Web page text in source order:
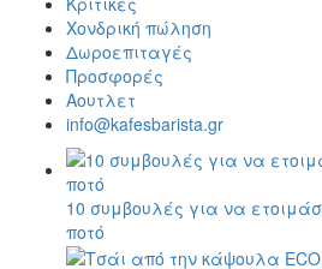
Χονδρική πώληση
Δωροεπιταγές
Προσφορές
Αουτλετ
info@kafesbarista.gr
10 συμβουλές για να
ποτό